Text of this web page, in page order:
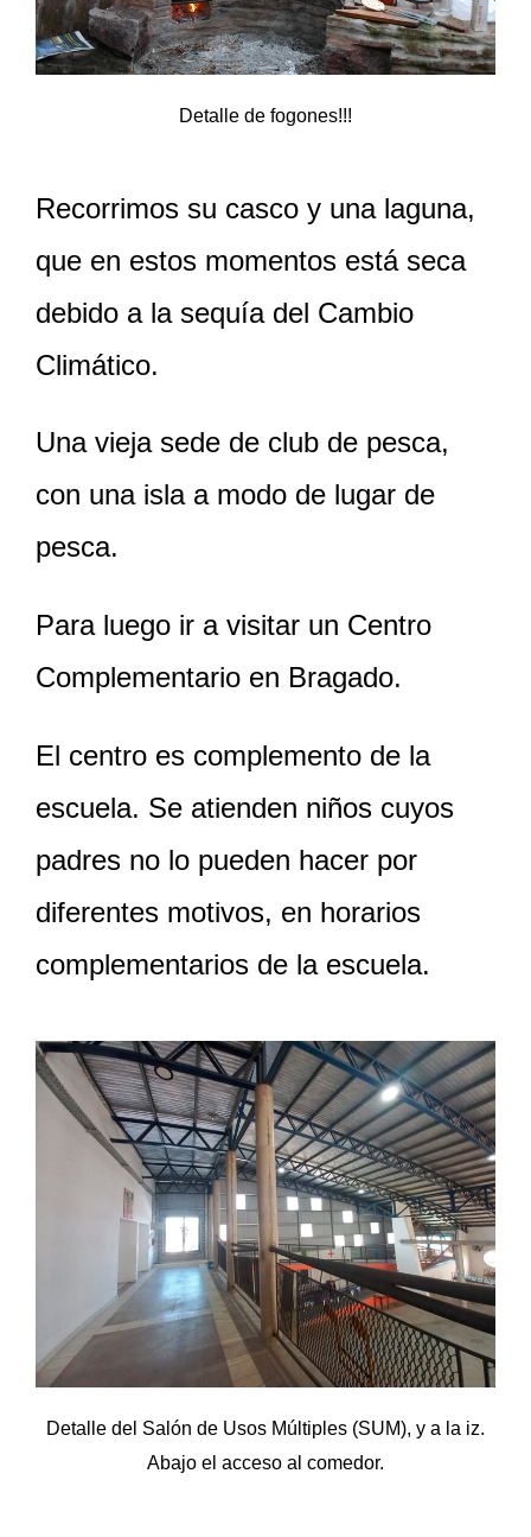
Detalle de fogones!!!
Recorrimos su casco y una laguna,
que en estos momentos está seca
debido a la sequía del Cambio
Climático.
Una vieja sede de club de pesca,
con una isla a modo de lugar de
pesca.
Para luego ir a visitar un Centro
Complementario en Bragado.
El centro es complemento de la
escuela. Se atienden niños cuyos
padres no lo pueden hacer por
diferentes motivos, en horarios
complementarios de la escuela.
Detalle del Salón de Usos Múltiples (SUM), y a la iz.
Abajo el acceso al comedor.